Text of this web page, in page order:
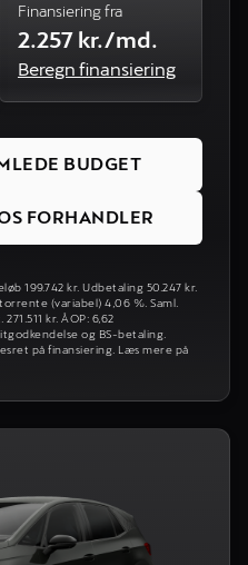
Finansiering fra
2.257 kr./md.
Beregn finansiering
BUDGET
FORHANDLER
199.742 kr. Udbetaling 50.247 kr.
(variabel) 4,06 %. Saml.
kr. ÅOP: 6,62
og BS-betaling.
på finansiering. Læs mere på